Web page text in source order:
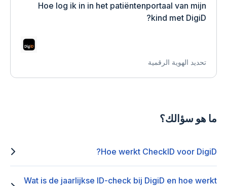
Hoe log ik in in het patiëntenportaal van mijn
kind met DigiD?
تحديد الهوية الرقمية
ما هو سؤالك؟
Hoe werkt CheckID voor DigiD?
Wat is de jaarlijkse ID-check bij DigiD en hoe werkt